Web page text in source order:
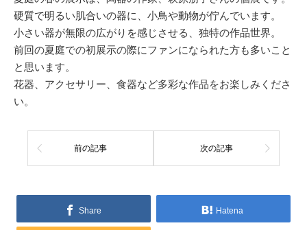
硬質で明るい肌合いの器に、小鳥や動物が佇んでいます。
小さい器が無限の広がりを感じさせる、独特の作品世界。
前回の夏庭での初展示の際にファンになられた方も多いこと
と思います。
花器、アクセサリー、食器など多彩な作品をお楽しみくださ
い。
前の記事 次の記事
Share Hatena